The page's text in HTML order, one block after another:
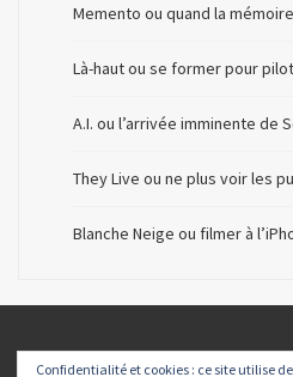
Memento ou quand la
Là-haut ou se former pour
A.I. ou l’arrivée imminente de
They Live ou ne plus voir les
Blanche Neige ou filmer à
Confidentialité et cookies : ce site utilise